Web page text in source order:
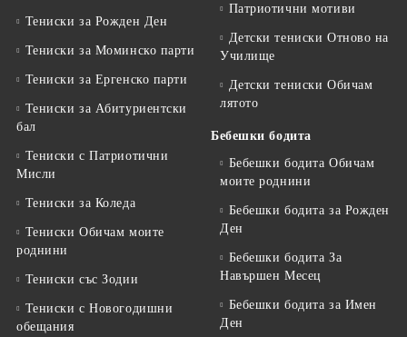
Тениски за Рожден Ден
Тениски за Mоминско парти
Тениски за Eргенско парти
Тениски за Aбитуриентски
бал
Тениски с Патриотични
Мисли
Тениски за Коледа
Тениски Обичам моите
роднини
Тениски със Зодии
Тениски с Новогодишни
обещания
Патриотични мотиви
Детски тениски Отново на
Училище
Детски тениски Обичам
лятото
Бебешки бодита
Бебешки бодита Обичам
моите роднини
Бебешки бодита за Рожден
Ден
Бебешки бодита За
Навършен Месец
Бебешки бодита за Имен
Ден